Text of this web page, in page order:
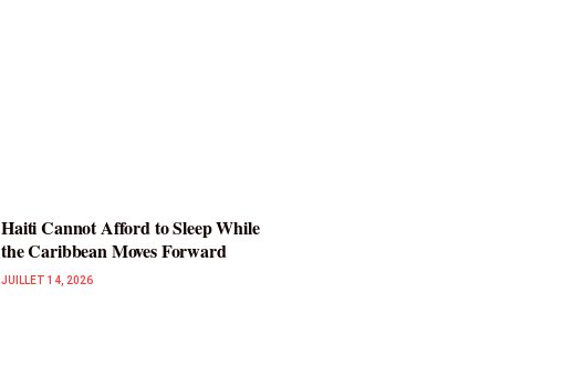
Haiti Cannot Afford to Sleep While
the Caribbean Moves Forward
JUILLET 14, 2026